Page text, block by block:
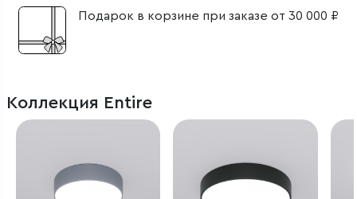
Подарок в корзине при заказе от 30 000 ₽
Коллекция Entire